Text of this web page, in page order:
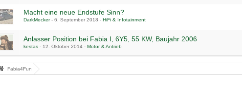
Macht eine neue Endstufe Sinn?
DarkMecker- 6. September 2018 - HiFi & Infotainment
Anlasser Position bei Fabia I, 6Y5, 55 KW, Baujahr 2006
kestas- 12. Oktober 2014- Motor & Antrieb
Fabia4Fun